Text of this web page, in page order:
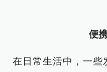
便
在日常生活中，一些